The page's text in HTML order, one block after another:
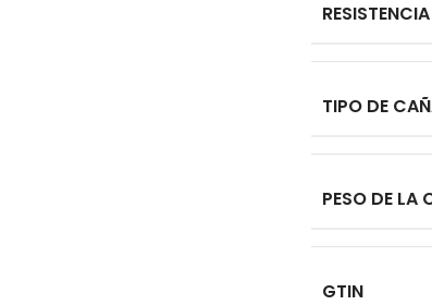
RESISTENCIA
TIPO DE
PESO DE LA
GTIN